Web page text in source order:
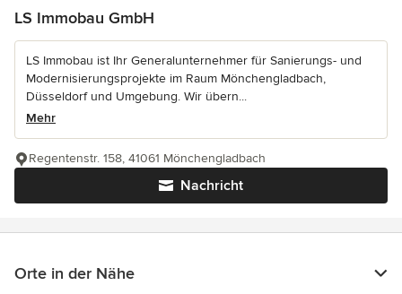
LS Immobau GmbH
LS Immobau ist Ihr Generalunternehmer für Sanierungs- und
Modernisierungsprojekte im Raum Mönchengladbach,
Düsseldorf und Umgebung. Wir übern...
Mehr
Nachricht
Regentenstr. 158, 41061 Mönchengladbach
Orte in der Nähe